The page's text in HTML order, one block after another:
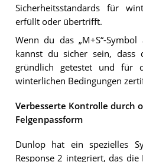
Sicherheitsstandards für
erfüllt oder übertrifft.
Wenn du das „M+S“-
kannst du sicher sein, dass
gründlich getestet und für
winterlichen Bedingungen
Verbesserte Kontrolle durch
Felgenpassform
Dunlop hat ein spezielles
Response 2 integriert, das die